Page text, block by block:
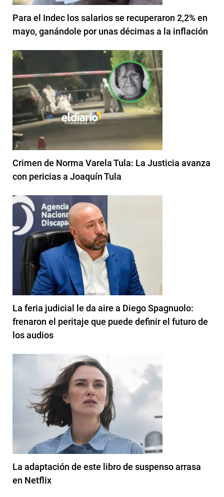
Para el Indec los salarios se recuperaron 2,2% en
mayo, ganándole por unas décimas a la inflación
Crimen de Norma Varela Tula: La Justicia avanza
con pericias a Joaquín Tula
La feria judicial le da aire a Diego Spagnuolo:
frenaron el peritaje que puede definir el futuro de
los audios
La adaptación de este libro de suspenso arrasa
en Netflix